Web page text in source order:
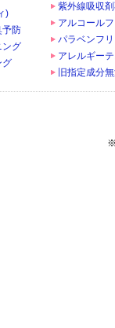
)
予防
ング
グ
紫外線吸収
アルコール
パラベンフ
アレルギー
旧指定成分
※